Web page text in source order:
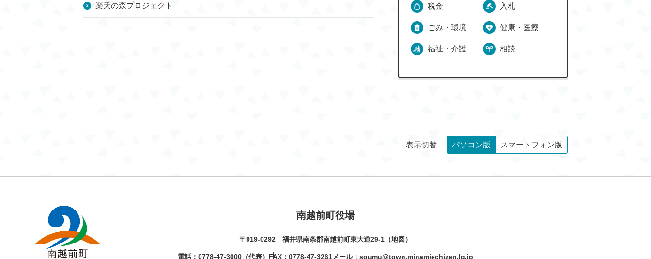
楽天の森プロジェクト 税金 入札
ごみ・環境 健康・医療
福祉・介護 相談
表示切替 パソコン版 スマートフォン版
南越前町役場
〒919-0292 福井県南条郡南越前町東大道29-1（地図 ）
電話： 0778-47-3000 （代表） FAX：0778-47-3261メール： soumu@town.minamiechizen.lg.jp